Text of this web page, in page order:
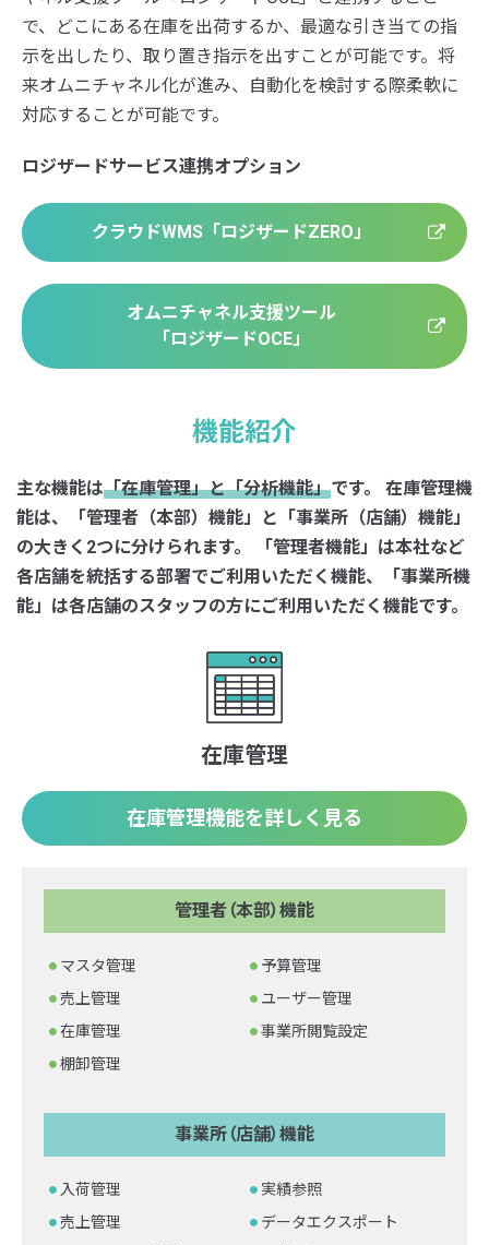
で、どこにある在庫を出荷するか、最適な引き当ての指
示を出したり、取り置き指示を出すことが可能です。将
来オムニチャネル化が進み、自動化を検討する際柔軟に
対応することが可能です。
ロジザードサービス連携オプション
クラウドWMS「ロジザードZERO」
オムニチャネル支援ツール
「ロジザードOCE」
機能紹介
主な機能は「在庫管理」と「分析機能」です。
在庫管理機
能は、「管理者（本部）機能」と「事業所（店舗）機能」
の大きく2つに分けられます。
「管理者機能」は本社など
各店舗を統括する部署でご利用いただく機能、
「事業所機
能」は各店舗のスタッフの方にご利用いただく機能です。
在庫管理
在庫管理機能を詳しく見る
管理者（本部）機能
マスタ管理
予算管理
売上管理
ユーザー管理
在庫管理
事業所閲覧設定
棚卸管理
事業所（店舗）機能
入荷管理
実績参照
売上管理
データエクスポート